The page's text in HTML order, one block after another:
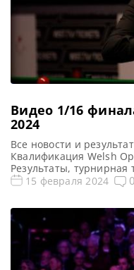
Видео 1/16
2024
Все новости и
Квалификация Welsh
Результаты, турнирная
Расписание
посмотреть матчи 1/16
снукеру Welsh Open […]
15 февраля 2024 0